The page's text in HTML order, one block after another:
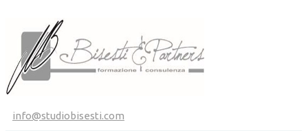
info@studiobisesti.com